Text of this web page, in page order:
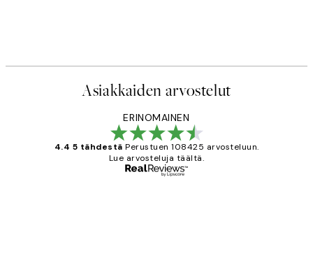
Asiakkaiden arvostelut
ERINOMAINEN
4.4 5 tähdestä Perustuen 108425 arvosteluun.
Lue arvosteluja täältä.